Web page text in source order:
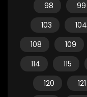
98
99
103
104
108
109
114
115
120
121